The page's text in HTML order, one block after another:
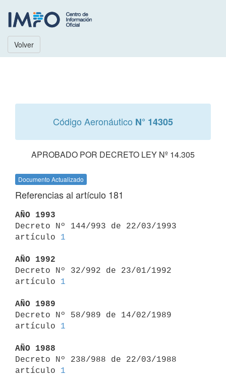
Volver
Código Aeronáutico N° 14305
APROBADO POR DECRETO LEY Nº 14.305
Documento Actualizado
Referencias al artículo 181
AÑO 1993
Decreto Nº 144/993 de 22/03/1993
artículo 1
AÑO 1992
Decreto Nº 32/992 de 23/01/1992
artículo 1
AÑO 1989
Decreto Nº 58/989 de 14/02/1989
artículo 1
AÑO 1988
Decreto Nº 238/988 de 22/03/1988
artículo 1